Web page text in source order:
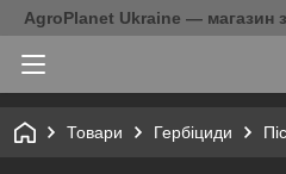
AgroPlanet Ukraine — магазин
Товари Гербіциди